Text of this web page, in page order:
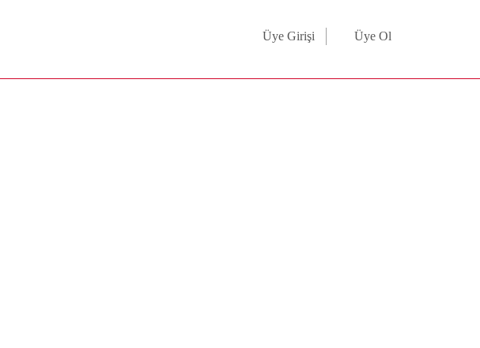
Üye Girişi Üye Ol